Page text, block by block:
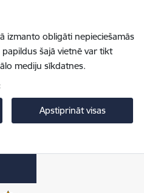
izmanto obligāti nepieciešamās
šajā vietnē var tikt
mediju sīkdatnes.
Apstiprināt visas